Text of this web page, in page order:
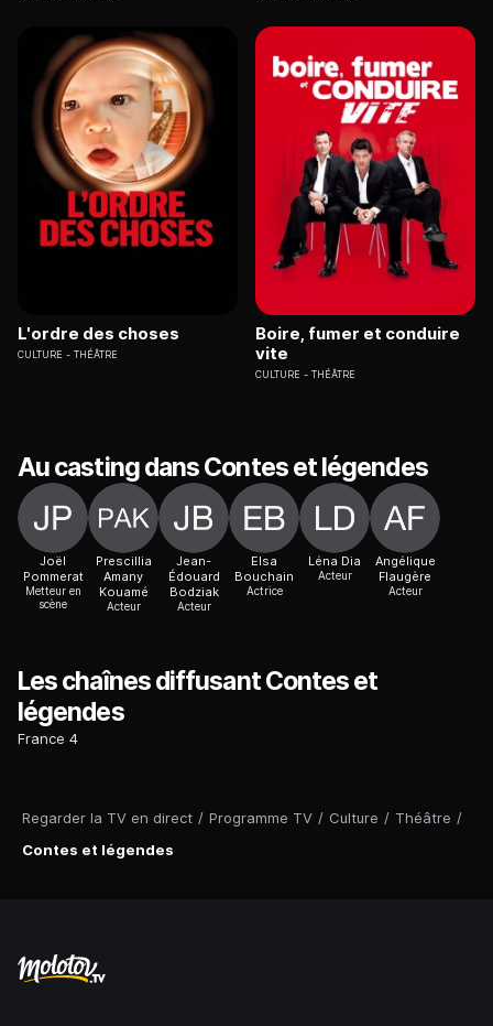
Regarder la TV en direct / Programme TV / Culture / Théâtre /
Contes et légendes
L'ordre des choses
CULTURE THÉÂTRE
Boire, fumer et conduire
vite
CULTURE THÉÂTRE
Au casting dans Contes et légendes
Joël
Pommerat
Metteur en
scène
Prescillia
Amany
Kouamé
Acteur
Jean-
Édouard
Bodziak
Acteur
Elsa
Bouchain
Actrice
Léna Dia
Acteur
Angélique
Flaugère
Acteur
Les chaînes diffusant Contes et
légendes
France 4